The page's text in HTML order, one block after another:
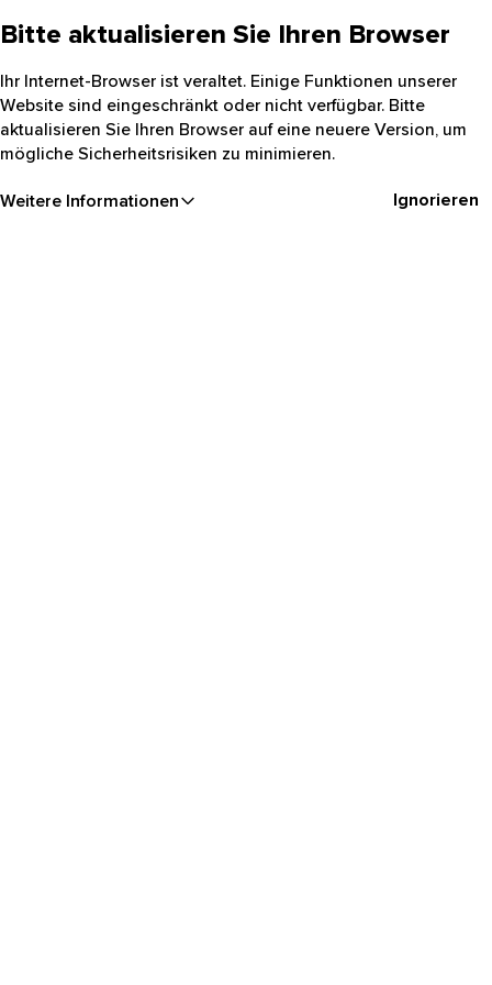
Bitte aktualisieren Sie Ihren Browser
Ihr Internet-Browser ist veraltet. Einige Funktionen unserer
Website sind eingeschränkt oder nicht verfügbar. Bitte
aktualisieren Sie Ihren Browser auf eine neuere Version, um
mögliche Sicherheitsrisiken zu minimieren.
Weitere Informationen Ignorieren